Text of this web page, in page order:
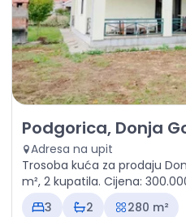
Prodaja - Kuća Podgorica,
Podgorica, Donja
Adresa na upit
Trosoba kuća za prodaju
m², 2 kupatila. Cijena:
3
2 280 m²